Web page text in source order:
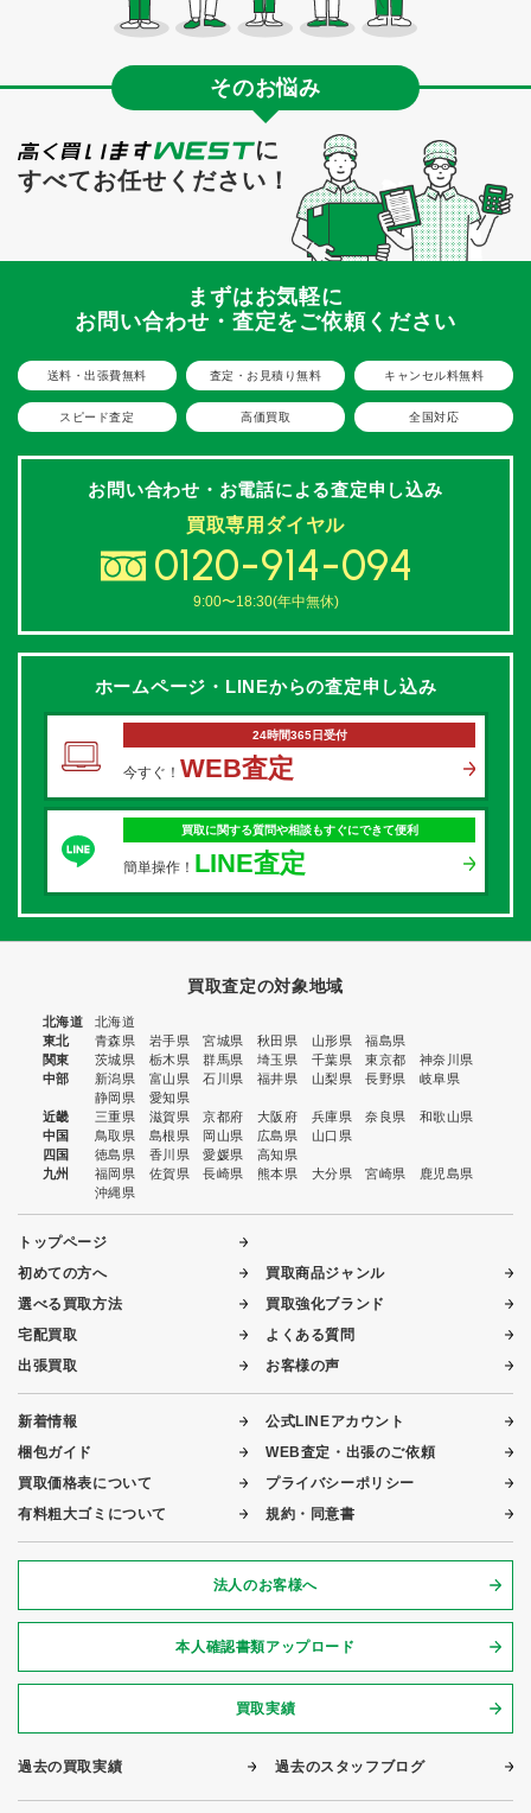
そのお悩み
に
すべてお任せください！
まずはお気軽に
お問い合わせ・査定をご依頼ください
送料・出張費無料 査定・お見積り無料 キャンセル料無料
スピード査定 高価買取 全国対応
お問い合わせ・お電話による査定申し込み
買取専用ダイヤル
0120-914-094
9:00〜18:30(年中無休)
ホームページ・LINEからの査定申し込み
24時間365日受付
今すぐ！ WEB査定
買取に関する質問や相談もすぐにできて便利
簡単操作！ LINE査定
買取査定の対象地域
北海道
北海道
東北
青森県 岩手県 宮城県 秋田県 山形県
福島県
関東
茨城県 栃木県 群馬県 埼玉県 千葉県 東京都
神奈川県
中部
新潟県 富山県 石川県 福井県 山梨県 長野県
岐阜県
静岡県
愛知県
近畿
三重県 滋賀県 京都府 大阪府 兵庫県 奈良県
和歌山県
中国
鳥取県 島根県 岡山県 広島県
山口県
四国
徳島県 香川県 愛媛県
高知県
九州
福岡県 佐賀県 長崎県 熊本県 大分県 宮崎県
鹿児島県
沖縄県
トップページ
初めての方へ
選べる買取方法
宅配買取
出張買取
買取商品ジャンル
買取強化ブランド
よくある質問
お客様の声
新着情報
梱包ガイド
買取価格表について
有料粗大ゴミについて
公式LINEアカウント
WEB査定・出張のご依頼
プライバシーポリシー
規約・同意書
法人のお客様へ
本人確認書類アップロード
買取実績
過去の買取実績 過去のスタッフブログ